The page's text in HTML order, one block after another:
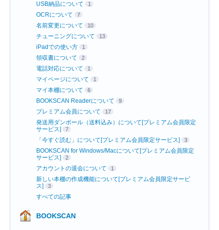
USB納品について 1
OCRについて 7
名前変更について 10
チューニングについて 13
iPadでの使い方 1
領収書について 2
電話対応について 1
マイページについて 1
マイ本棚について 6
BOOKSCAN Readerについて 9
プレミアム会員について 17
発送用ダンボール（送料込み）について[プレミアム会員限定
サービス]
7
「今すぐ読む」について[プレミアム会員限定サービス] 3
BOOKSCAN for Windows/Macについて[プレミアム会員限定
サービス]
2
アカウントの退会について 1
新しい本棚の作成機能について[プレミアム会員限定サービ
ス]
3
すべての記事
BOOKSCAN